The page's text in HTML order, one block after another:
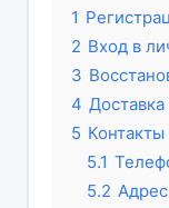
1
2 Вход в
3
4 Доставка
5 Контакты
5.1
5.2 Адрес